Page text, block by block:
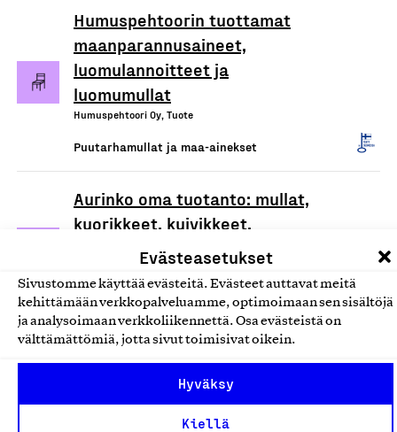
Evästeasetukset
Sivustomme käyttää evästeitä. Evästeet auttavat meitä
kehittämään verkkopalveluamme, optimoimaan sen sisältöjä
ja analysoimaan verkkoliikennettä. Osa evästeistä on
välttämättömiä, jotta sivut toimisivat oikein.
Hyväksy
Kiellä
Humuspehtoorin tuottamat
maanparannusaineet,
luomulannoitteet ja
luomumullat
Humuspehtoori Oy, Tuote
Puutarhamullat ja maa-ainekset
Aurinko oma tuotanto: mullat,
kuorikkeet, kuivikkeet,
lannoitteet, hiekat ja murskeet
Puutarhamullat ja maa-ainekset
Private Label: mullat,
kuorikkeet, kuivikkeet,
lannoitteet, hiekat ja murskeet
Loimaan Turve ja Humus Oy, Tuote